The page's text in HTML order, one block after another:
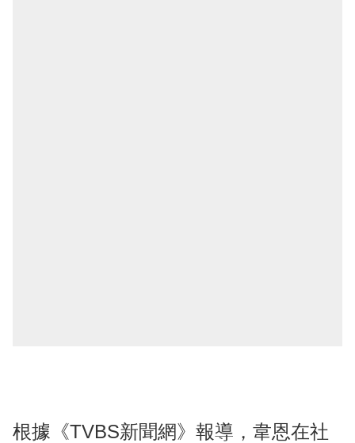
根據《TVBS新聞網》報導，韋恩在社